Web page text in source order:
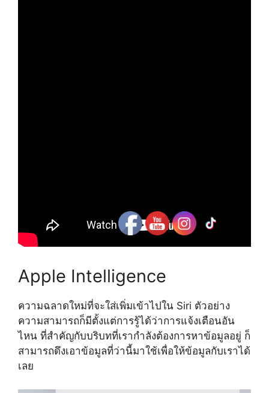
Apple Intelligence
ความฉลาดใหม่ที่จะใส่เพิ่มเข้าไปใน Siri ตัวอย่าง
ความสามารถก็มีตั้งแต่การรู้ได้ว่าการแจ้งเตือนอัน
ไหน ที่สำคัญกับบริบทที่เรากำลังต้องการหาข้อมูลอยู่ ก็
สามารถดึงเอาข้อมูลที่ว่านี้มาใช้เพื่อให้ข้อมูลกับเราได้
เลย